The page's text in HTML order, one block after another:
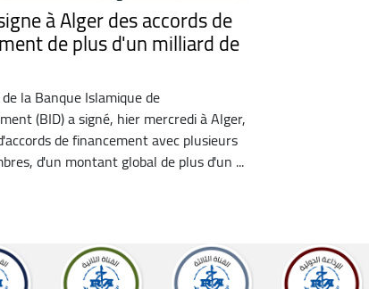
à Alger des accords de
de plus d'un milliard de
la Banque Islamique de
(BID) a signé, hier mercredi à Alger,
de financement avec plusieurs
d'un montant global de plus d'un ...